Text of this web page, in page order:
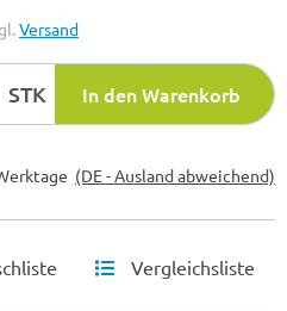
Versand
STK In den Warenkorb
(DE - Ausland abweichend)
Vergleichsliste